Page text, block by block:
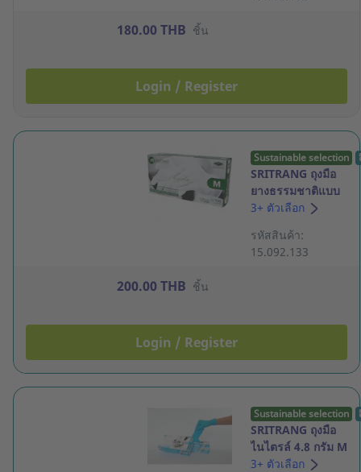
180.00 THB ชิ้น
Login / Register
Sustainable selection
SRITRANG ถุงมือ
ยางธรรมชาติแบบ
ไม่มีแป้ง 6.2 กรัม M
ชิ้น
3+ ตัวเลือก
รหัสสินค้า:
15.092.133
200.00 THB ชิ้น
Login / Register
Sustainable selection
SRITRANG ถุงมือ
ไนไตรล์ 4.8 กรัม M
สีฟ้า กล่อง 100 ชิ้น
3+ ตัวเลือก